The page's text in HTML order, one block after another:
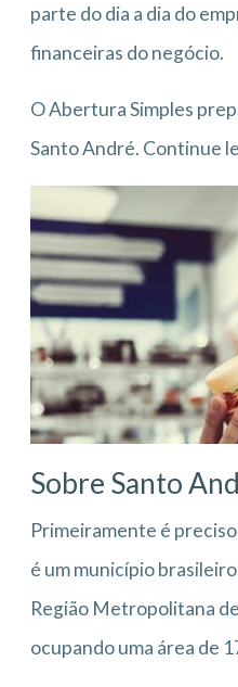
parte do dia a dia do
financeiras do negócio.
O Abertura Simples
Santo André. Continue
Sobre Santo
Primeiramente é
é um município
Região Metropolitana
ocupando uma área de